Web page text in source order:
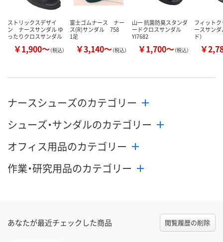
ストリックスデザイ
ン ナースサンダル ゆ
ったりクロスサンダル
￥1,900～（税込）
富士ゴムナース ナー
ス(R)サンダル 758
1足
￥3,140～（税込）
山一 抗菌防臭スタンダ
ードクロスサンダル
YI7682
￥1,700～（税込）
フィット
ースサンダ
ド）
￥
ナースシューズのカテゴリー
シューズ・サンダルのカテゴリー
オフィス用品のカテゴリー
作業・研究用品のカテゴリー
あなたが最近チェックした商品 閲覧履歴の削除